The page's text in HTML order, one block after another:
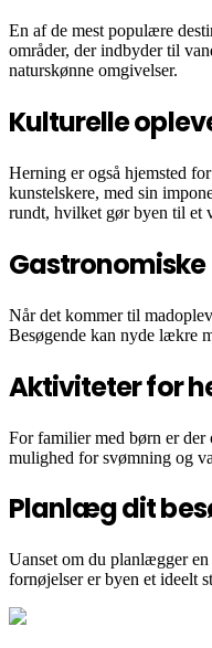
En af de mest populære
områder, der indbyder til
naturskønne omgivelser.
Kulturelle
Herning er også hjemsted
kunstelskere, med sin
rundt, hvilket gør byen til et
Gastronomiske
Når det kommer til
Besøgende kan nyde lækre
Aktiviteter for
For familier med børn er der
mulighed for svømning og
Planlæg dit
Uanset om du planlægger
fornøjelser er byen et ideelt